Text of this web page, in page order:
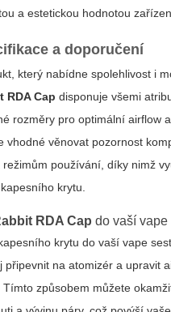
a estetickou hodnotou
a doporučení
který nabídne spolehlivost i
RDA Cap disponuje všemi
rozměry pro optimální airflow
vhodné věnovat pozornost
používání, díky nimž
krytu.
RDA Cap do vaší vape
krytu do vaší vape
připevnit na atomizér a upravit
způsobem můžete